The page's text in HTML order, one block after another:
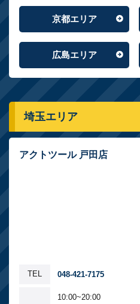
京都エリア
広島エリア
埼玉エリア
アクトツール 戸田店
TEL 048-421-7175
10:00~20:00